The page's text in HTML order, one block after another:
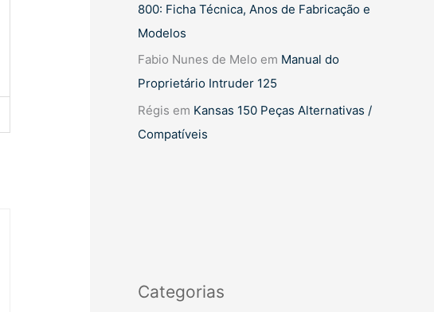
800: Ficha Técnica, Anos de Fabricação e
Modelos
Fabio Nunes de Melo em Manual do
Proprietário Intruder 125
Régis em Kansas 150 Peças Alternativas /
Compatíveis
Categorias